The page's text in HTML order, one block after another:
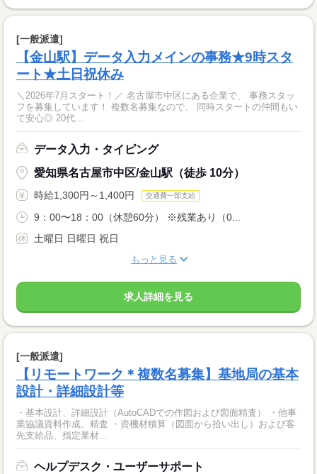
[一般派遣]
【金山駅】データ入力メインの事務★9時スタ
ート★土日祝休み
＼2026年7月スタート！／ 名古屋市中区にある企業で、 事務スタッ
フを募集しています！ 複数名募集なので、 同時スタートの仲間もい
て安心◎ 20代...
データ入力・タイピング
愛知県名古屋市中区/金山駅（徒歩 10分）
時給1,300円～1,400円 交通費一部支給
9：00〜18：00（休憩60分） ※残業あり（0...
土曜日 日曜日 祝日
もっと見る
求人詳細を見る
[一般派遣]
【リモートワーク＊複数名募集】基地局の基本
設計・詳細設計等
・基本設計、詳細設計（AutoCADでの作図および図面精査） ・他事
業協議資料作成、精査 ・資機材積算（図面から拾い出し）および客
先支給品、指定業材...
ヘルプデスク・ユーザーサポート